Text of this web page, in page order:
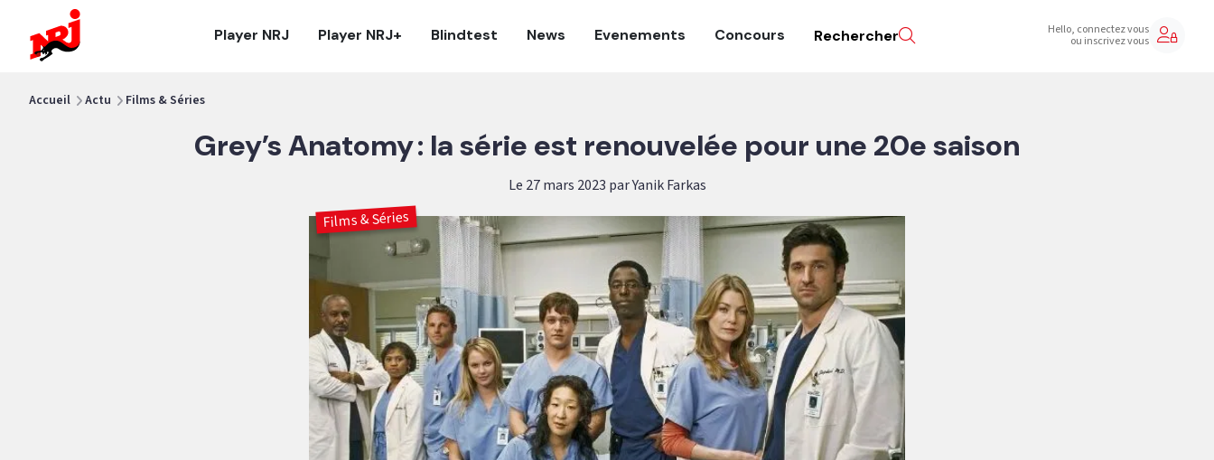
Player NRJ Player NRJ+ Blindtest News Evenements Concours Rechercher Hello, connectez vous
ou inscrivez vous
Accueil Actu Films & Séries
Grey’s Anatomy : la série est renouvelée pour une 20e saison
Le 27 mars 2023 par Yanik Farkas
Films & Séries